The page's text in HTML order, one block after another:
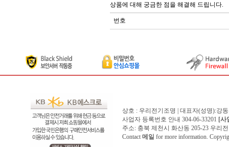
상품에 대해 궁금한 점을 해결해 드립니다.
번호
상호 : 우리전기조명 | 대표자(성명):강
사업자 등록번호 안내 304-06-33201 [사
주소: 충북 제천시 화산동 205-23 우리
Contact 메일 for more information.